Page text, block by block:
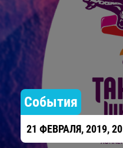
События
21 ФЕВРАЛЯ, 2019,